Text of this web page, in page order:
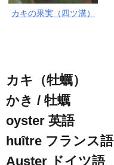
カキの果実（四ツ溝）
カキ（牡蠣）
かき / 牡蠣
oyster 英語
huître フランス語
Auster ドイツ語